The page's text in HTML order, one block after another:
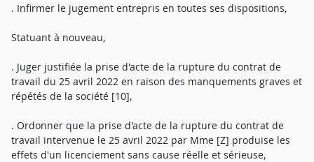
. Infirmer le jugement entrepris en toutes ses dispositions,
Statuant à nouveau,
. Juger justifiée la prise d'acte de la rupture du contrat de
travail du 25 avril 2022 en raison des manquements graves et
répétés de la société [10],
. Ordonner que la prise d'acte de la rupture du contrat de
travail intervenue le 25 avril 2022 par Mme [Z] produise les
effets d'un licenciement sans cause réelle et sérieuse,